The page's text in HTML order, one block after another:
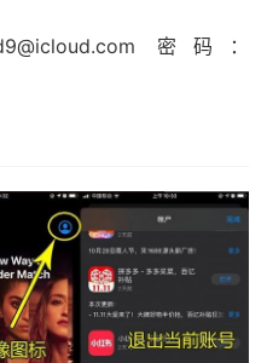
密码：